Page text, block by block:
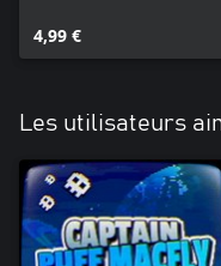
4,99 €
Les utilisateurs